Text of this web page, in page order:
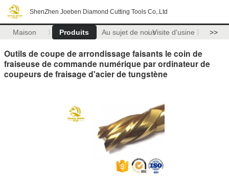
ShenZhen Joeben Diamond Cutting Tools Co,.Ltd
Maison Produits Au sujet de nousVisite d'usine >>
Outils de coupe de arrondissage faisants le coin de
fraiseuse de commande numérique par ordinateur de
coupeurs de fraisage d'acier de tungstène